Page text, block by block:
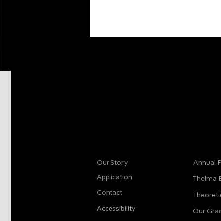
Our Story
Application
Contact
Accessibility
Annual
Thelma
Our